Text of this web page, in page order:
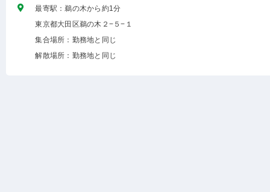
最寄駅：鵜の木から約1分
東京都大田区鵜の木２−５−１
集合場所：勤務地と同じ
解散場所：勤務地と同じ